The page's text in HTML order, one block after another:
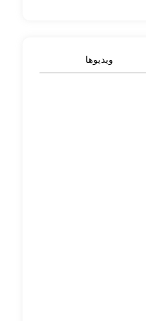
ویدیوها